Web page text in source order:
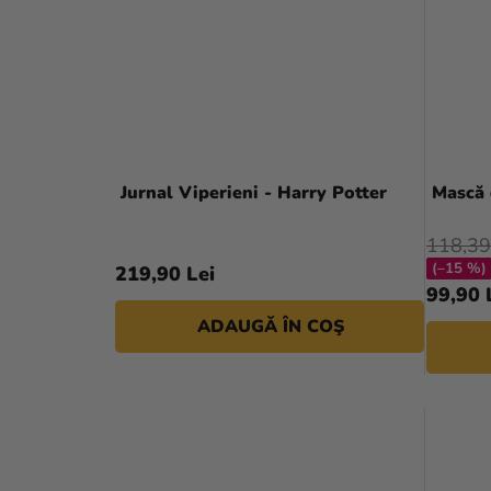
Jurnal Viperieni - Harry Potter
219,90 Lei
ADAUGĂ ÎN COŞ
99,90
(–15 %)